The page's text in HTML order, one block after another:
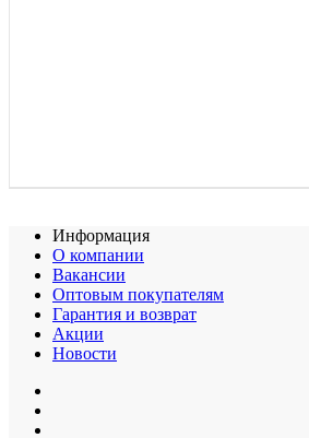
Информация
О компании
Вакансии
Оптовым покупателям
Гарантия и возврат
Акции
Новости